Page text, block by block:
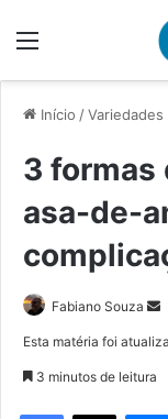
Início /Variedades
3 formas
asa-de-
Fabiano Souza
e
Esta matéria foi
3 minutos de leitura